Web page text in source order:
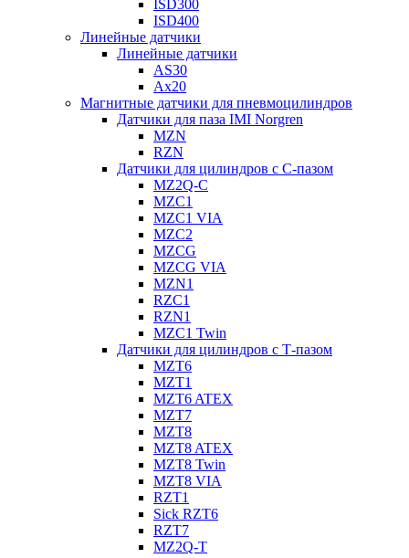
ISD300
ISD400
Линейные датчики
Линейные датчики
AS30
Ax20
Магнитные датчики для пневмоцилиндров
Датчики для паза IMI Norgren
MZN
RZN
Датчики для цилиндров с С-пазом
MZ2Q-C
MZC1
MZC1 VIA
MZC2
MZCG
MZCG VIA
MZN1
RZC1
RZN1
MZC1 Twin
Датчики для цилиндров с Т-пазом
MZT6
MZT1
MZT6 ATEX
MZT7
MZT8
MZT8 ATEX
MZT8 Twin
MZT8 VIA
RZT1
Sick RZT6
RZT7
MZ2Q-T